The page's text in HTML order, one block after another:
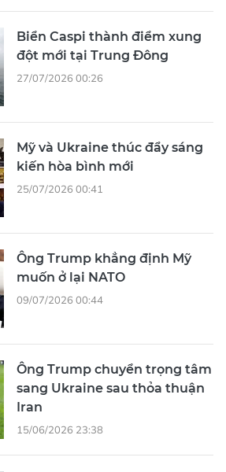
Biển Caspi thành điểm xung
đột mới tại Trung Đông
27/07/2026 00:26
Mỹ và Ukraine thúc đẩy sáng
kiến hòa bình mới
25/07/2026 00:41
Ông Trump khẳng định Mỹ
muốn ở lại NATO
09/07/2026 00:44
Ông Trump chuyển trọng tâm
sang Ukraine sau thỏa thuận
Iran
15/06/2026 23:38